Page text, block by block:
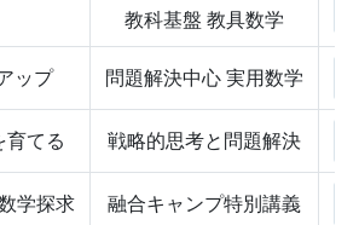
教科基盤 教具数学
ップ 問題解決中心 実用数学
育てる 戦略的思考と問題解決
学探求 融合キャンプ特別講義